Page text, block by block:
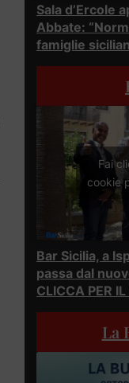
Sala d’Ercole
Abbate:
famiglie
Fai
cookie
Bar Sicilia, a
passa dal
CLICCA PER
La